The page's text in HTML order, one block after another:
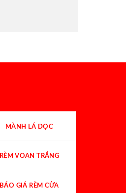
MÀNH LÁ DỌC
RÈM VOAN TRẮNG
BÁO GIÁ RÈM CỬA